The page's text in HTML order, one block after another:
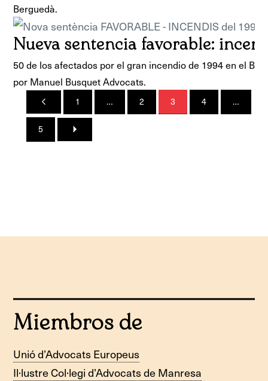
Berguedà.
Nueva sentencia favorable:
50 de los afectados por el gran incendio de 1994 en el
por Manuel Busquet Advocats.
1 … 2 3 4 …
5
Miembros de
Unió d’Advocats Europeus
Il·lustre Col·legi d’Advocats de Manresa